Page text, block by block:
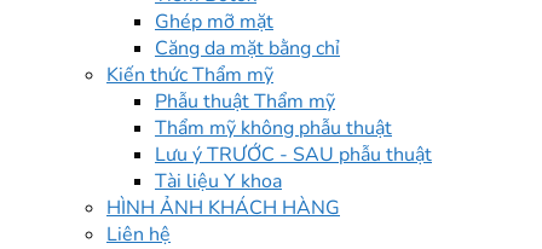
Ghép mỡ mặt
Căng da mặt bằng chỉ
Kiến thức Thẩm mỹ
Phẫu thuật Thẩm mỹ
Thẩm mỹ không phẫu thuật
Lưu ý TRƯỚC - SAU phẫu thuật
Tài liệu Y khoa
HÌNH ẢNH KHÁCH HÀNG
Liên hệ